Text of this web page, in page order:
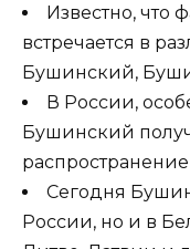
Известно,
встречается в
Бушинский,
В России,
Бушинский
распространение
Сегодня
России, но и в